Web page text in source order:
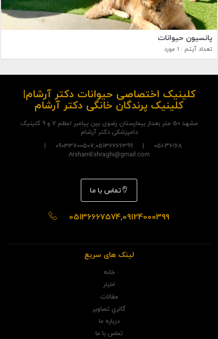
پانسیون حیوانات
تعداد آیتم : 1 مورد
کلینیک اختصاصی حیوانات دکتر آرشام|
کلینیک پرندگان خانگی دکتر آرشام
مشهد 50 متر بعداز بیمارستان رضوی بین پیامبر اعظم 7 و 9 کلینیک
دامپزشکی دکتر آرشام
051-۳۶۱۶۸ | 09033700507,05136666399 |
ArshamEshraghi@gmail.com
تماس با ما
05136667574,09124000399
لینک های سریع
خانه
اخبار
مقالات
گالري تصاوير
درباره ما
تماس با ما